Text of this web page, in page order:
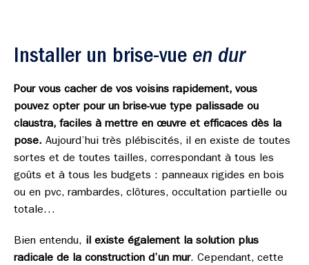
Installer un brise-vue en dur
Pour vous cacher de vos voisins rapidement, vous
pouvez opter pour un brise-vue type palissade ou
claustra, faciles à mettre en œuvre et efficaces dès la
pose. Aujourd’hui très plébiscités, il en existe de toutes
sortes et de toutes tailles, correspondant à tous les
goûts et à tous les budgets : panneaux rigides en bois
ou en pvc, rambardes, clôtures, occultation partielle ou
totale…
Bien entendu, il existe également la solution plus
radicale de la construction d’un mur. Cependant, cette